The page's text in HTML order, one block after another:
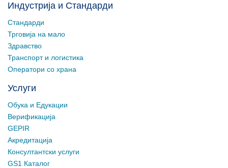
Индустрија и Стандарди
Стандарди
Трговија на мало
Здравство
Транспорт и логистика
Оператори со храна
Услуги
Обука и Едукации
Верификација
GEPIR
Акредитација
Консултантски услуги
GS1 Каталог